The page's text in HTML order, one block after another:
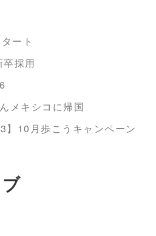
ート
卒採用
メキシコに帰国
】10月歩こうキャンペーン